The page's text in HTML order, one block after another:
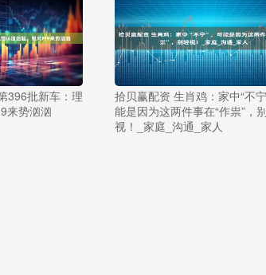
396批新车：理
来势汹汹
拾贝赢配资 生肖鸡：家中“不
能是因为这两件事在“作祟”，
视！_家庭_沟通_家人